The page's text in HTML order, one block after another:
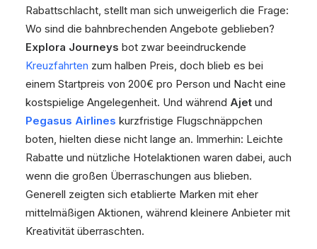
Rabattschlacht, stellt man sich unweigerlich die Frage:
Wo sind die bahnbrechenden Angebote geblieben?
Explora Journeys bot zwar beeindruckende
Kreuzfahrten zum halben Preis, doch blieb es bei
einem Startpreis von 200€ pro Person und Nacht eine
kostspielige Angelegenheit. Und während Ajet und
Pegasus Airlines kurzfristige Flugschnäppchen
boten, hielten diese nicht lange an. Immerhin: Leichte
Rabatte und nützliche Hotelaktionen waren dabei, auch
wenn die großen Überraschungen aus blieben.
Generell zeigten sich etablierte Marken mit eher
mittelmäßigen Aktionen, während kleinere Anbieter mit
Kreativität überraschten.